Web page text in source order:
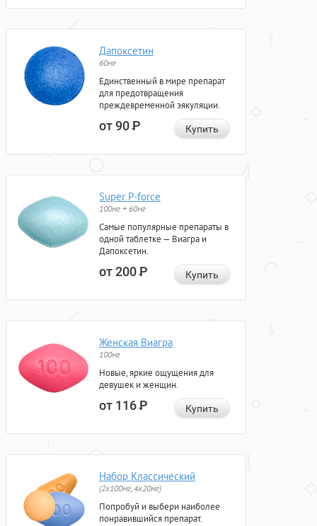
Дапоксетин
60мг
Единственный в мире препарат
для предотвращения
преждевременной эякуляции.
от 90Р Купить
Super P-force
100мг + 60мг
Самые популярные препараты в
одной таблетке — Виагра и
Дапоксетин.
от 200Р Купить
Женская Виагра
100мг
Новые, яркие ощущения для
девушек и женщин.
от 116Р Купить
Набор Классический
(2x100мг, 4x20мг)
Попробуй и выбери наиболее
понравившийся препарат.